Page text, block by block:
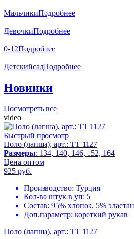
МальчикиПодробнее
ДевочкиПодробнее
0-12Подробнее
ДетскийсадПодробнее
Новинки
Посмотреть все
video
Быстрый просмотр
Поло (лапша), арт.: TT 1127
Размеры: 134, 140, 146, 152, 164
Цена оптом
925 руб.
Производство: Турция
Кол-во штук в уп: 5
Состав: 95% хлопок, 5% эластан
Доп.параметр: короткий рукав
Поло (лапша), арт.: TT 1127